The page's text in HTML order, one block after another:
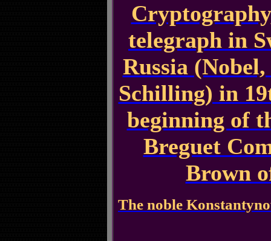
telegraph in
Russia
Schilling) in
beginning of
Breguet
Brown
The noble